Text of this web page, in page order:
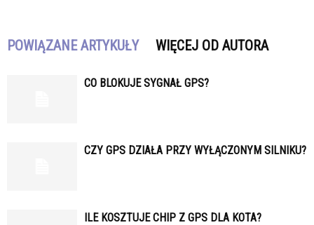
POWIĄZANE ARTYKUŁY WIĘCEJ OD AUTORA
CO BLOKUJE SYGNAŁ GPS?
CZY GPS DZIAŁA PRZY WYŁĄCZONYM SILNIKU?
ILE KOSZTUJE CHIP Z GPS DLA KOTA?